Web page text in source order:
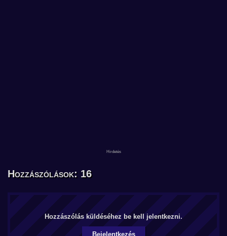
Hozzászólások: 16
Hozzászólás küldéséhez be kell jelentkezni.
Bejelentkezés